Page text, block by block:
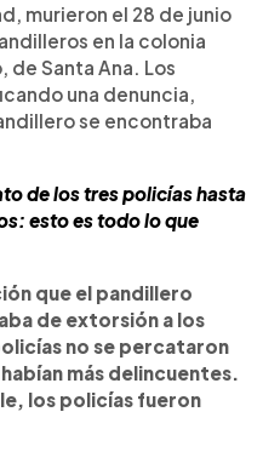
murieron el 28 de junio
en la colonia
de Santa Ana. Los
una denuncia,
se encontraba
de los tres policías hasta
esto es todo lo que
que el pandillero
de extorsión a los
no se percataron
más delincuentes.
los policías fueron